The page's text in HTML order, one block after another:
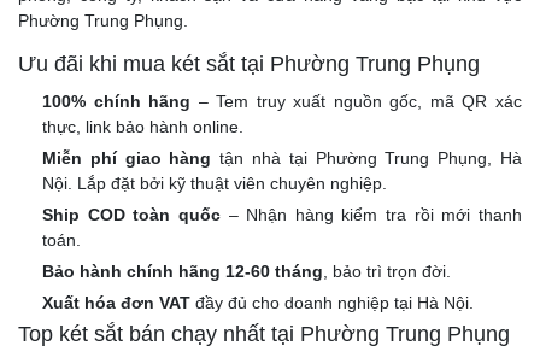
Phường Trung Phụng.
Ưu đãi khi mua két sắt tại Phường Trung Phụng
100% chính hãng – Tem truy xuất nguồn gốc, mã QR xác
thực, link bảo hành online.
Miễn phí giao hàng tận nhà tại Phường Trung Phụng, Hà
Nội. Lắp đặt bởi kỹ thuật viên chuyên nghiệp.
Ship COD toàn quốc– Nhận hàng kiểm tra rồi mới thanh
toán.
Bảo hành chính hãng 12-60 tháng , bảo trì trọn đời.
Xuất hóa đơn VAT đầy đủ cho doanh nghiệp tại Hà Nội.
Top két sắt bán chạy nhất tại Phường Trung Phụng